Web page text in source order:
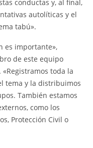
conductas y, al final,
autolíticas y el
tabú».
es importante»,
de este equipo
toda la
tema y la distribuimos
También estamos
como los
Protección Civil o